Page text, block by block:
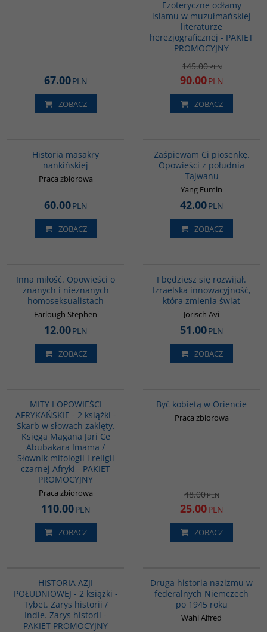
67.00PLN
ZOBACZ
Ezoteryczne odłamy
islamu w muzułmańskiej
literaturze
herezjograficznej - PAKIET
PROMOCYJNY
145.00PLN
90.00PLN
ZOBACZ
Historia masakry
nankińskiej
Praca zbiorowa
60.00PLN
ZOBACZ
Zaśpiewam Ci piosenkę.
Opowieści z południa
Tajwanu
Yang Fumin
42.00PLN
ZOBACZ
Inna miłość. Opowieści o
znanych i nieznanych
homoseksualistach
Farlough Stephen
12.00PLN
ZOBACZ
I będziesz się rozwijał.
Izraelska innowacyjność,
która zmienia świat
Jorisch Avi
51.00PLN
ZOBACZ
MITY I OPOWIEŚCI
AFRYKAŃSKIE - 2 książki -
Skarb w słowach zaklęty.
Księga Magana Jari Ce
Abubakara Imama /
Słownik mitologii i religii
czarnej Afryki - PAKIET
PROMOCYJNY
Praca zbiorowa
110.00PLN
ZOBACZ
Być kobietą w Oriencie
Praca zbiorowa
48.00PLN
25.00PLN
ZOBACZ
HISTORIA AZJI
POŁUDNIOWEJ - 2 książki -
Tybet. Zarys historii /
Indie. Zarys historii -
PAKIET PROMOCYJNY
Druga historia nazizmu w
federalnych Niemczech
po 1945 roku
Wahl Alfred